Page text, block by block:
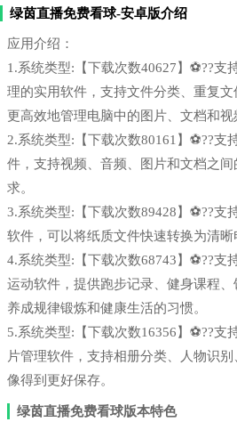
绿茵直播免费看球-安卓版介绍
应用介绍：
1.系统类型:【下载次数40627】⚽??
理的实用软件，支持文件分类、重复
更高效地管理电脑中的图片、文档和视
2.系统类型:【下载次数80161】⚽??
件，支持视频、音频、图片和文档之
求。
3.系统类型:【下载次数89428】⚽??
软件，可以将纸质文件快速转换为清
4.系统类型:【下载次数68743】⚽??
运动软件，提供跑步记录、健身课程
养成规律锻炼和健康生活的习惯。
5.系统类型:【下载次数16356】⚽??
片管理软件，支持相册分类、人物识
像得到更好保存。
绿茵直播免费看球版本特色